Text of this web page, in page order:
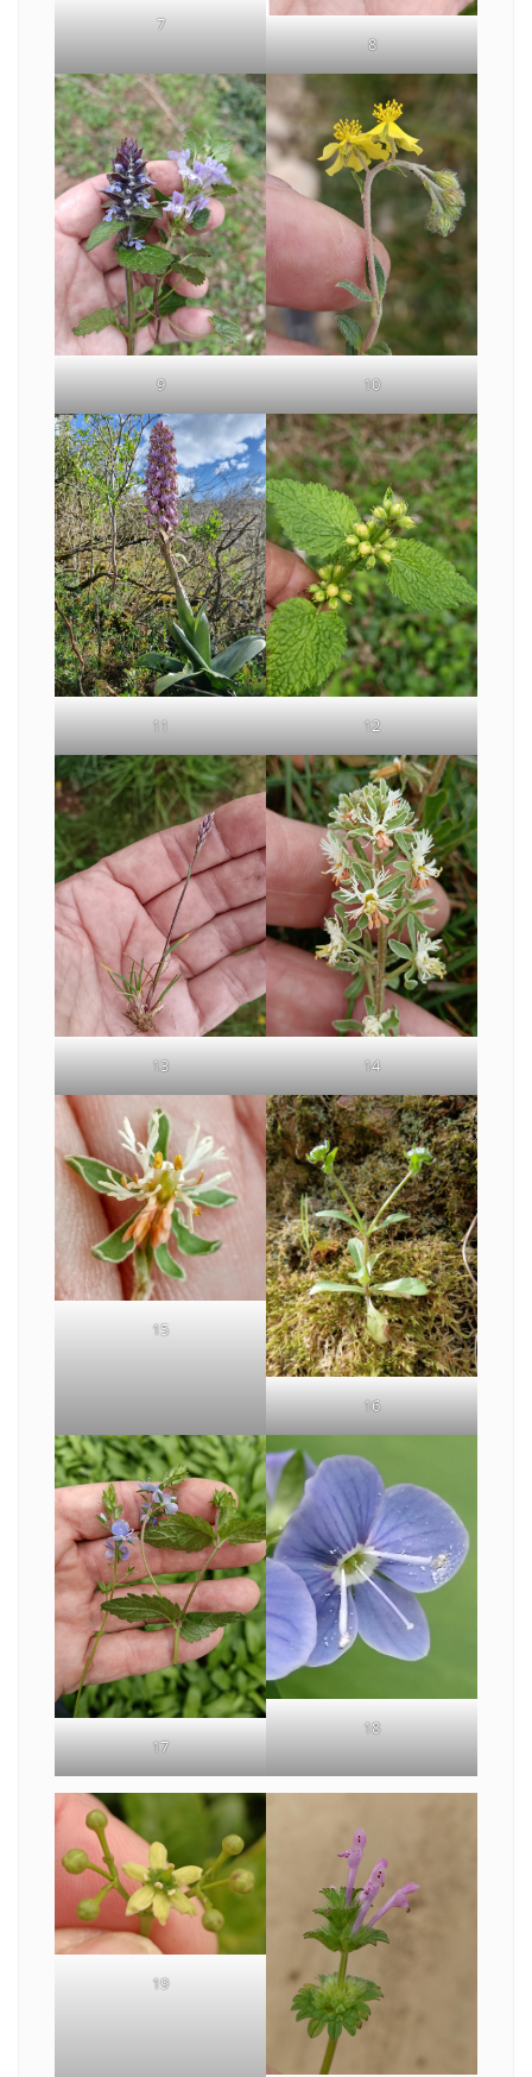
7
8
9 10
11 12
13 14
15
16
17
18
19